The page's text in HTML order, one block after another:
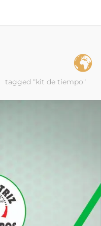
tagged "kit de tiempo"